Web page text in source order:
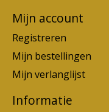
Mijn account
Registreren
Mijn bestellingen
Mijn verlanglijst
Informatie